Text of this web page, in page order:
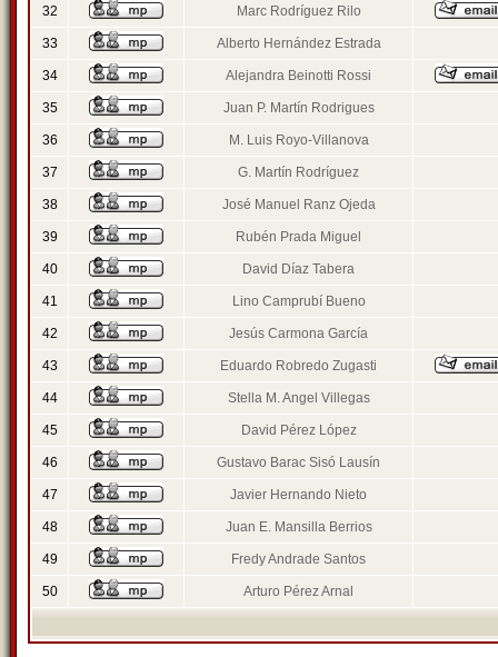
32 Marc Rodríguez Rilo
33 Alberto Hernández Estrada
34 Alejandra Beinotti Rossi
35 Juan P. Martín Rodrigues
36 M. Luis Royo-Villanova
37 G. Martín Rodríguez
38 José Manuel Ranz Ojeda
39 Rubén Prada Miguel
40 David Díaz Tabera
41 Lino Camprubí Bueno
42 Jesús Carmona García
43 Eduardo Robredo Zugasti
44 Stella M. Angel Villegas
45 David Pérez López
46 Gustavo Barac Sisó Lausín
47 Javier Hernando Nieto
48 Juan E. Mansilla Berrios
49 Fredy Andrade Santos
50 Arturo Pérez Arnal